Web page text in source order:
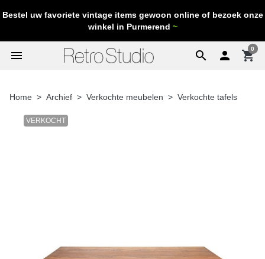
Bestel uw favoriete vintage items gewoon online of bezoek onze
winkel in Purmerend ~
search
menu  shopping_cart
0
Home Archief Verkochte meubelen Verkochte tafels
VERKOCHT